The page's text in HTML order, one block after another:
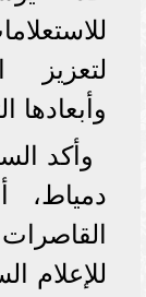
لتعزيز
وأبعادها
وأكد
دمياط،
للإعلام